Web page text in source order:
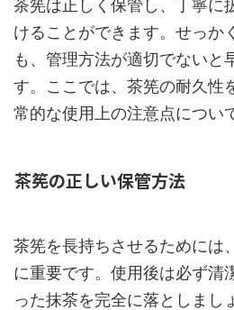
茶筅は正しく保管し、丁寧に
けることができます。せっか
も、管理方法が適切でないと
す。ここでは、茶筅の耐久性
常的な使用上の注意点につい
茶筅の正しい保管方法
茶筅を長持ちさせるためには
に重要です。使用後は必ず清
った抹茶を完全に落としまし